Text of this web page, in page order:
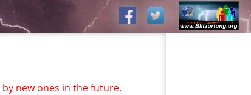
new ones in the future.